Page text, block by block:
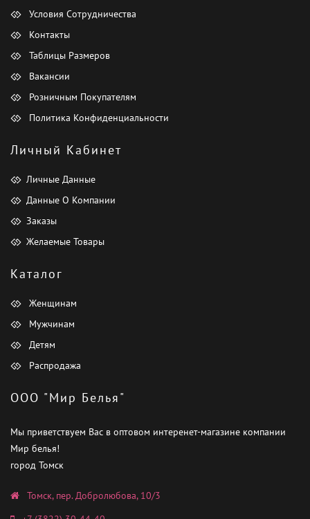
Условия Сотрудничества
Контакты
Таблицы Размеров
Вакансии
Розничным Покупателям
Политика Конфиденциальности
Личный Кабинет
Личные Данные
Данные О Компании
Заказы
Желаемые Товары
Каталог
Женщинам
Мужчинам
Детям
Распродажа
ООО "Мир Белья"
Мы приветствуем Вас в оптовом интеренет-магазине компании
Мир белья!
город Томск
Томск, пер. Добролюбова, 10/3